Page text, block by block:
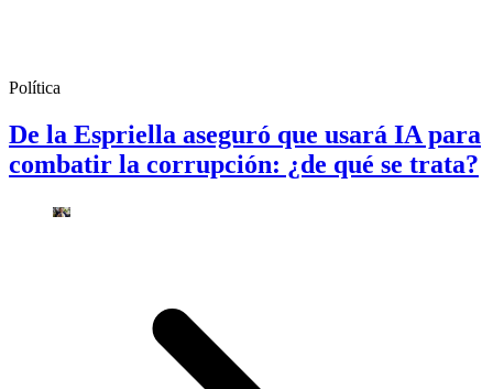
Política
De la Espriella aseguró que usará IA para
combatir la corrupción: ¿de qué se trata?